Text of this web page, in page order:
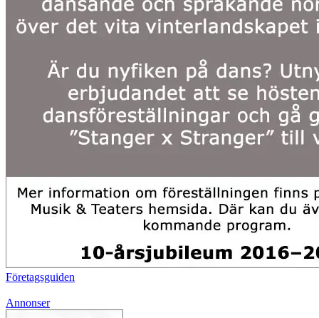
Företagsguiden
Annonser